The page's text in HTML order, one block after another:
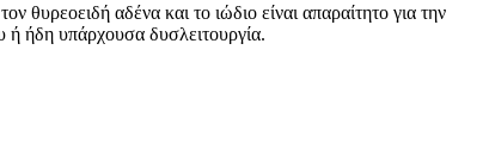
θυρεοειδή αδένα και το ιώδιο είναι απαραίτητο για την
ή ήδη υπάρχουσα δυσλειτουργία.